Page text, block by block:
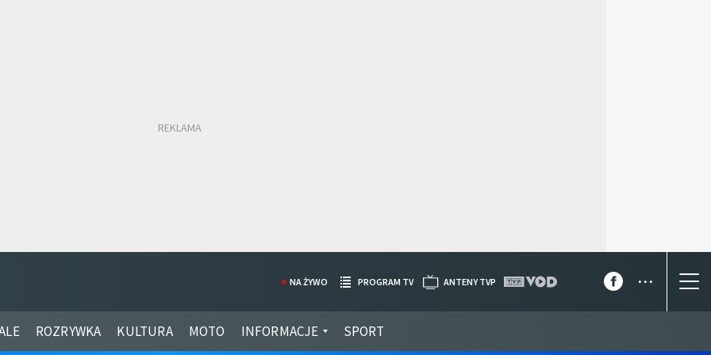
ROZRYWKA KULTURA MOTO INFORMACJE SPORT
NA ŻYWO PROGRAM TV ANTENY TVP ...